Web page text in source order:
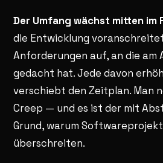
Der Umfang wächst mitten im
die Entwicklung
Anforderungen auf, an die am
gedacht hat. Jede davon
verschiebt den Zeitplan. Man
Creep — und es ist der mit
Grund, warum
überschreiten.